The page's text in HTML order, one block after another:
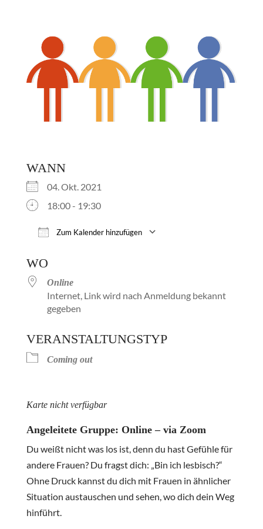
WANN
04. Okt. 2021
18:00 - 19:30
Zum Kalender hinzufügen
WO
Online
Internet, Link wird nach Anmeldung bekannt
gegeben
VERANSTALTUNGSTYP
Coming out
Karte nicht verfügbar
Angeleitete Gruppe: Online – via Zoom
Du weißt nicht was los ist, denn du hast Gefühle für
andere Frauen? Du fragst dich: „Bin ich lesbisch?“
Ohne Druck kannst du dich mit Frauen in ähnlicher
Situation austauschen und sehen, wo dich dein Weg
hinführt.